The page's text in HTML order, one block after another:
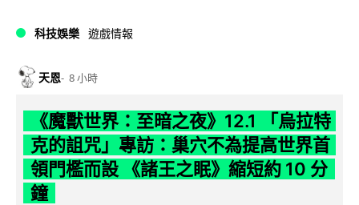
科技娛樂 遊戲情報
天恩 8 小時
《魔獸世界：至暗之夜》12.1 「烏拉特
克的詛咒」專訪：巢穴不為提高世界首
領門檻而設 《諸王之眠》縮短約 10 分
鐘